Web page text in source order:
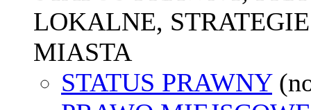
LOKALNE,
MIASTA
STATUS PRAWNY